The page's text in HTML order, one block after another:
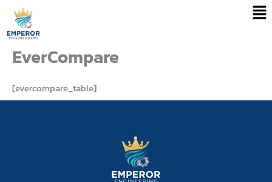
content
EverCompare
[evercompare_table]